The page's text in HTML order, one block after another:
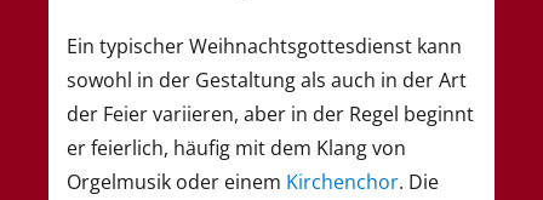
Ein typischer Weihnachtsgottesdienst kann
sowohl in der Gestaltung als auch in der Art
der Feier variieren, aber in der Regel beginnt
er feierlich, häufig mit dem Klang von
Orgelmusik oder einem Kirchenchor. Die